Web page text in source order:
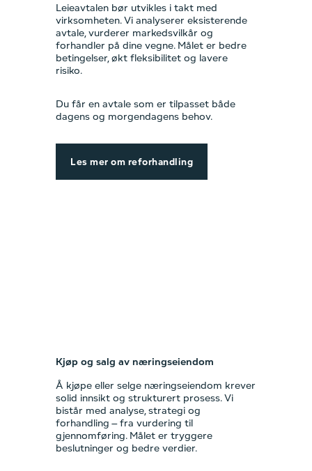
Leieavtalen bør utvikles i takt med
virksomheten. Vi analyserer eksisterende
avtale, vurderer markedsvilkår og
forhandler på dine vegne. Målet er bedre
betingelser, økt fleksibilitet og lavere
risiko.
Du får en avtale som er tilpasset både
dagens og morgendagens behov.
Les mer om reforhandling
Kjøp og salg av næringseiendom
Å kjøpe eller selge næringseiendom krever
solid innsikt og strukturert prosess. Vi
bistår med analyse, strategi og
forhandling – fra vurdering til
gjennomføring. Målet er tryggere
beslutninger og bedre verdier.